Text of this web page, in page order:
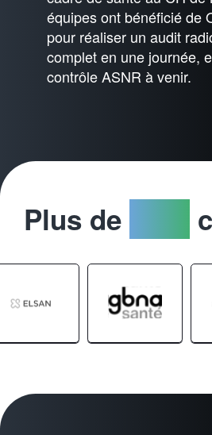
équipes ont bénéficié de
pour réaliser un audit
complet en une journée,
contrôle ASNR à venir.
Plus de